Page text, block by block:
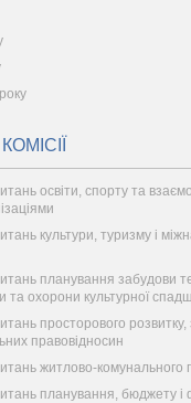
освіти, спорту та
культури, туризму і
планування забудови
та охорони культурної
просторового
правовідносин
житлово-комунального
планування, бюджету і